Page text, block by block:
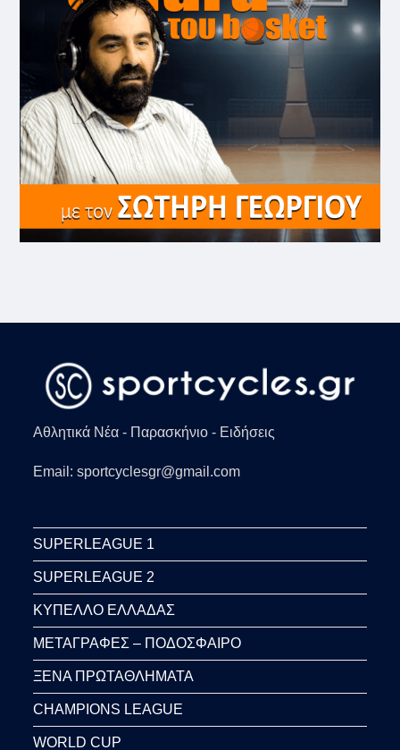
Αθλητικά Νέα - Παρασκήνιο - Ειδήσεις
Email: sportcyclesgr@gmail.com
SUPERLEAGUE 1
SUPERLEAGUE 2
ΚΥΠΕΛΛΟ ΕΛΛΑΔΑΣ
ΜΕΤΑΓΡΑΦΕΣ – ΠΟΔΟΣΦΑΙΡΟ
ΞΕΝΑ ΠΡΩΤΑΘΛΗΜΑΤΑ
CHAMPIONS LEAGUE
WORLD CUP